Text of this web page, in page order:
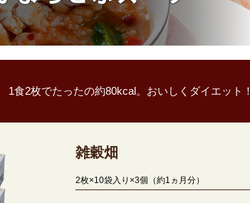
1食2枚でたったの約80kcal。おいしくダイエット！
雑穀畑
2枚×10袋入り×3個（約1ヵ月分）